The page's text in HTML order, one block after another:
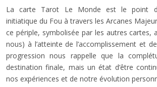
La carte Tarot Le Monde est le point
initiatique du Fou à travers les Arcanes
ce périple, symbolisée par les autres cartes,
nous) à l’atteinte de l’accomplissement et
progression nous rappelle que la
destination finale, mais un état d’être
nos expériences et de notre évolution